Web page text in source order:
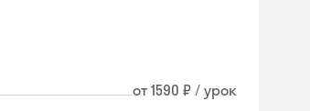
от 1590 ₽ / урок